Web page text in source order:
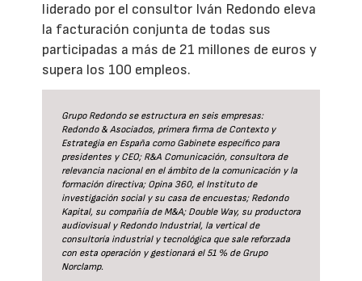
liderado por el consultor Iván Redondo eleva
la facturación conjunta de todas sus
participadas a más de 21 millones de euros y
supera los 100 empleos.
Grupo Redondo se estructura en seis empresas:
Redondo & Asociados, primera firma de Contexto y
Estrategia en España como Gabinete específico para
presidentes y CEO; R&A Comunicación, consultora de
relevancia nacional en el ámbito de la comunicación y la
formación directiva; Opina 360, el Instituto de
investigación social y su casa de encuestas; Redondo
Kapital, su compañía de M&A; Double Way, su productora
audiovisual y Redondo Industrial, la vertical de
consultoría industrial y tecnológica que sale reforzada
con esta operación y gestionará el 51 % de Grupo
Norclamp.